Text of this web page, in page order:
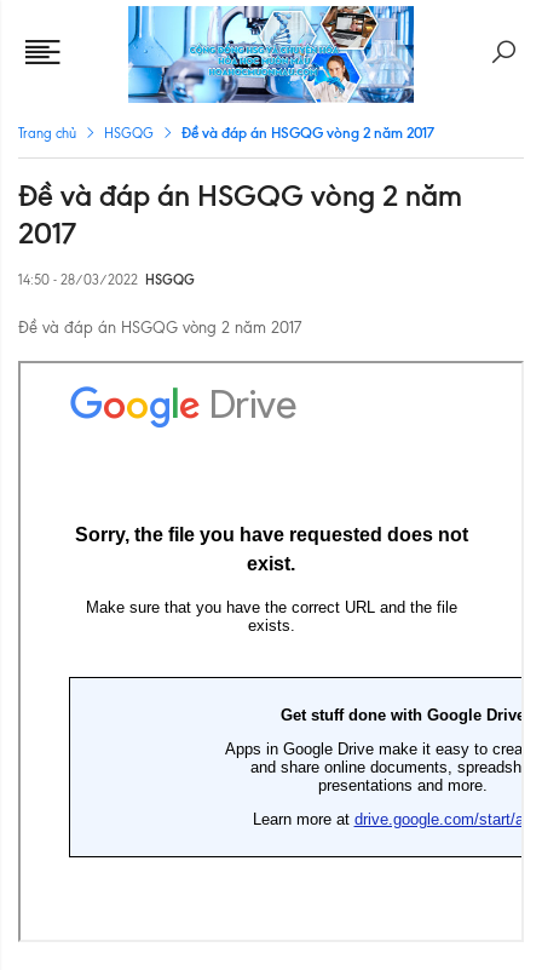
Trang chủ HSGQG Đề và đáp án HSGQG vòng 2 năm 2017
Đề và đáp án HSGQG vòng 2 năm
2017
14:50 - 28/03/2022 HSGQG
Đề và đáp án HSGQG vòng 2 năm 2017